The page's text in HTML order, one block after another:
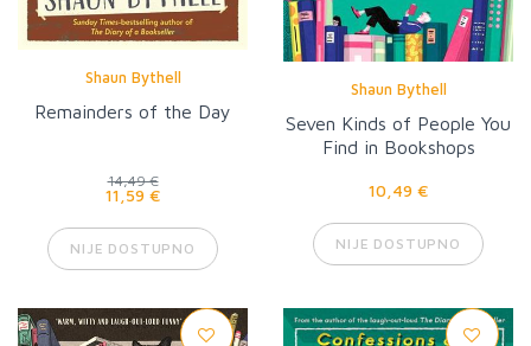
Shaun Bythell
Remainders of the Day
14,49 €
11,59 €
NIJE DOSTUPNO
Shaun Bythell
Seven Kinds of People You
Find in Bookshops
10,49 €
NIJE DOSTUPNO